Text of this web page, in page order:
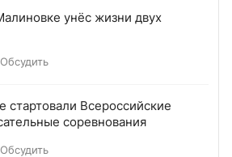
унёс жизни двух
Обсудить
стартовали Всероссийские
соревнования
Обсудить